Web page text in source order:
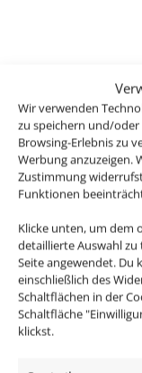
Wir verwenden
zu speichern und/
Browsing-Erlebnis zu
Werbung anzuzeigen.
Zustimmung
Funktionen
Klicke unten, um dem
detaillierte Auswahl
Seite angewendet. Du
einschließlich des
Schaltflächen in der
Schaltfläche
klickst.
Dieser
Forma-Inside
gefrästen Voll-
Er ist sowohl für
Wohnräumen,
Passendes
DALI